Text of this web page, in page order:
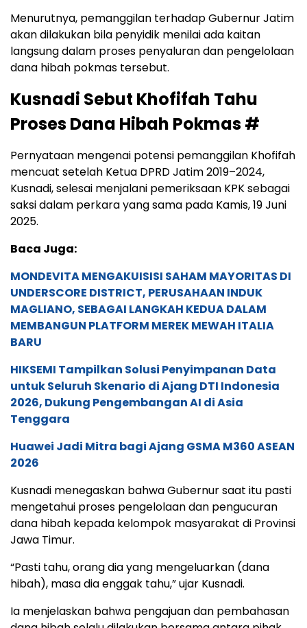
Menurutnya, pemanggilan terhadap Gubernur Jatim
akan dilakukan bila penyidik menilai ada kaitan
langsung dalam proses penyaluran dan pengelolaan
dana hibah pokmas tersebut.
Kusnadi Sebut Khofifah Tahu
Proses Dana Hibah Pokmas #
Pernyataan mengenai potensi pemanggilan Khofifah
mencuat setelah Ketua DPRD Jatim 2019–2024,
Kusnadi, selesai menjalani pemeriksaan KPK sebagai
saksi dalam perkara yang sama pada Kamis, 19 Juni
2025.
Baca Juga:
MONDEVITA MENGAKUISISI SAHAM MAYORITAS DI
UNDERSCORE DISTRICT, PERUSAHAAN INDUK
MAGLIANO, SEBAGAI LANGKAH KEDUA DALAM
MEMBANGUN PLATFORM MEREK MEWAH ITALIA
BARU
HIKSEMI Tampilkan Solusi Penyimpanan Data
untuk Seluruh Skenario di Ajang DTI Indonesia
2026, Dukung Pengembangan AI di Asia
Tenggara
Huawei Jadi Mitra bagi Ajang GSMA M360 ASEAN
2026
Kusnadi menegaskan bahwa Gubernur saat itu pasti
mengetahui proses pengelolaan dan pengucuran
dana hibah kepada kelompok masyarakat di Provinsi
Jawa Timur.
“Pasti tahu, orang dia yang mengeluarkan (dana
hibah), masa dia enggak tahu,” ujar Kusnadi.
Ia menjelaskan bahwa pengajuan dan pembahasan